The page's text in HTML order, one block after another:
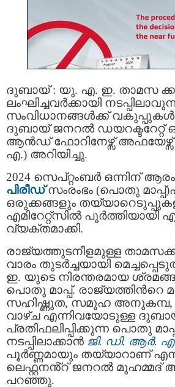
ദുബായ് : യു. എ. ഇ. താമസ
ലംഘിച്ചവർക്കായി
സംവിധാനങ്ങൾക്ക്
ദുബായ് ജനറൽ
ആൻഡ് ഫോറിനേഴ്സ് അഫയേഴ്സ്
എ.) അറിയിച്ചു.
2024 സെപ്റ്റംബർ ഒന്നിന്
പിരീഡ് സംരംഭം (പൊതു
ഒരുക്കങ്ങളും
എമിറേറ്റ്സിൽ പൂർത്തിയായി
വ്യക്തമാക്കി.
രാജ്യത്തുടനീളമുള്ള
വാരം തുടർച്ചയായി
ഇ. യുടെ നിരന്തരമായ
പൊതു മാപ്പ്. രാജ്യത്തിൻറെ
സഹിഷ്ണുത, സമൂഹ അനുകമ്പ,
വാഴ്ച എന്നിവയോടുള്ള
പ്രതിഫലിപ്പിക്കുന്ന പൊതു
നടപ്പിലാക്കാൻ ജി. ഡി. ആർ.
പൂർണ്ണമായും തയ്യാറാണ്
ലെഫ്റ്റനൻ്റ് ജനറൽ മുഹമ്മദ്
പറഞ്ഞു.